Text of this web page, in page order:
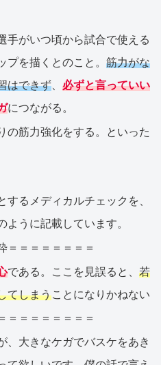
手がいつ頃から試合で使える
プを描くとのこと。 筋力がな
はできず
必ずと言っていい
につながる。
の筋力強化をする。といった
るメディカルチェックを、
ように記載しています。
＝＝＝＝＝＝＝＝
である。ここを見誤ると、 若
てしまうことになりかねない
＝＝＝＝＝＝＝＝
、大きなケガでバスケをあき